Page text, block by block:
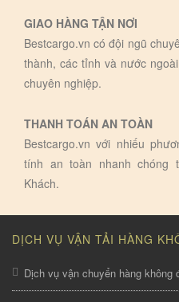
GIAO HÀNG TẬN NƠI
Bestcargo.vn có đội ngũ
thành, các tỉnh và nước
chuyên nghiệp.
THANH TOÁN AN TOÀN
Bestcargo.vn với nhiếu
tính an toàn nhanh chóng
Khách.
DỊCH VỤ VẬN TẢI HÀNG
Dịch vụ vận chuyển hàng không